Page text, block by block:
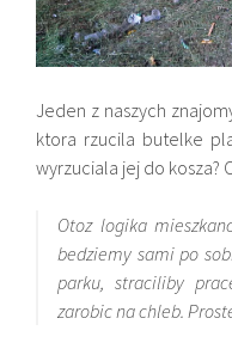
Jeden z naszych
ktora rzucila butelke
wyrzuciala jej do kosza?
Otoz logika
bedziemy sami po
parku, straciliby
zarobic na chleb.